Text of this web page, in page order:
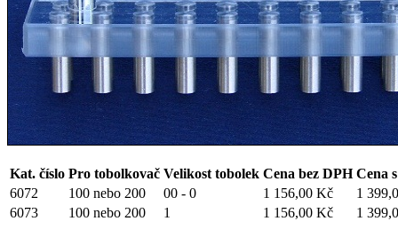
Kat. číslo Pro tobolkovač Velikost tobolek Cena bez DPH Cena
6072
100 nebo 200 00 - 0 1 156,00 Kč
1
6073
100 nebo 200 1 1 156,00 Kč 1